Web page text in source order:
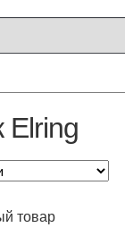
Elring
товар